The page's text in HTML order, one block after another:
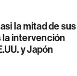
la mitad de sus
la intervención
y Japón